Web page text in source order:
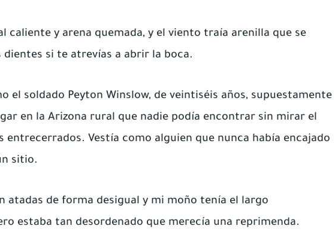
caliente y arena quemada, y el viento traía arenilla que se
dientes si te atrevías a abrir la boca.
el soldado Peyton Winslow, de veintiséis años, supuestamente
en la Arizona rural que nadie podía encontrar sin mirar el
entrecerrados. Vestía como alguien que nunca había encajado
sitio.
atadas de forma desigual y mi moño tenía el largo
estaba tan desordenado que merecía una reprimenda.